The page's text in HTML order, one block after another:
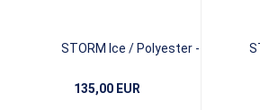
STORM Ice / Polyester -
135,00 EUR